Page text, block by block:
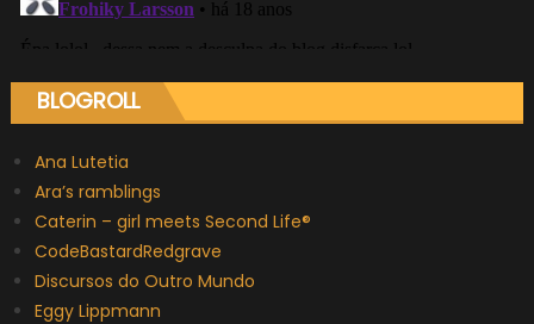
BLOGROLL
Ana Lutetia
Ara’s ramblings
Caterin – girl meets Second Life®
CodeBastardRedgrave
Discursos do Outro Mundo
Eggy Lippmann